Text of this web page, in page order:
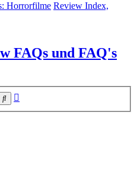
Horrorfilme Review Index,
FAQs und FAQ's
Suche